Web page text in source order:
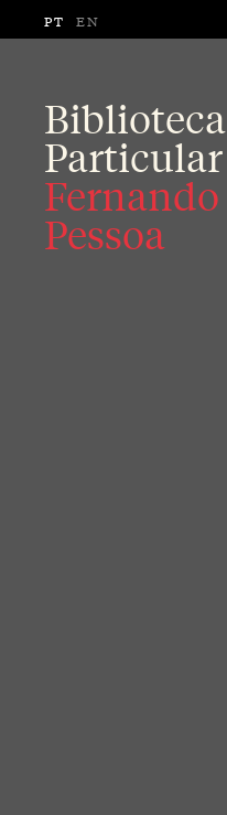
PT EN
Biblioteca
Particular
Fernando
Pessoa